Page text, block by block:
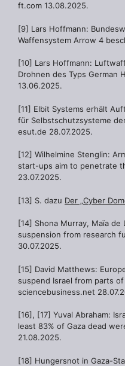
ft.com 13.08.2025.
[9] Lars Hoffmann:
Waffensystem Arrow 4
[10] Lars Hoffmann:
Drohnen des Typs German
13.06.2025.
[11] Elbit Systems erhält
für Selbstschutzsysteme
esut.de 28.07.2025.
[12] Wilhelmine Stenglin:
start-ups aim to penetrate
23.07.2025.
[13] S. dazu Der „Cyber
[14] Shona Murray, Maïa de
suspension from research
30.07.2025.
[15] David Matthews:
suspend Israel from parts
sciencebusiness.net
[16], [17] Yuval Abraham:
least 83% of Gaza dead
21.08.2025.
[18] Hungersnot in Gaza-